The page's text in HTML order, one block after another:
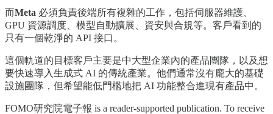
而Meta 必須負責後端所有複雜的工作，包括伺服器維護、
GPU 資源調度、模型自動擴展、資安與合規等。客戶看到的
只有一個乾淨的 API 接口。
這個軌道的目標客戶主要是中大型企業內的產品團隊，以及想
要快速導入生成式 AI 的傳統產業。他們通常沒有龐大的基礎
設施團隊，但希望能低門檻地把 AI 功能整合進現有產品中。
FOMO研究院電子報 is a reader-supported publication. To receive